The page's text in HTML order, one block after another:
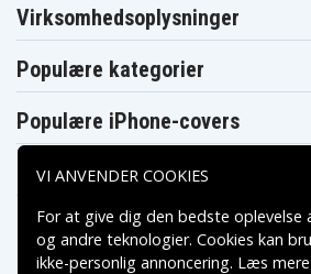
Virksomhedsoplysninger
Populære kategorier
Populære iPhone-covers
Populære Samsung-covers
VI ANVENDER COOKIES
For at give dig den bedste oplevelse
og andre teknologier. Cookies kan
ikke-personlig annoncering. Læs